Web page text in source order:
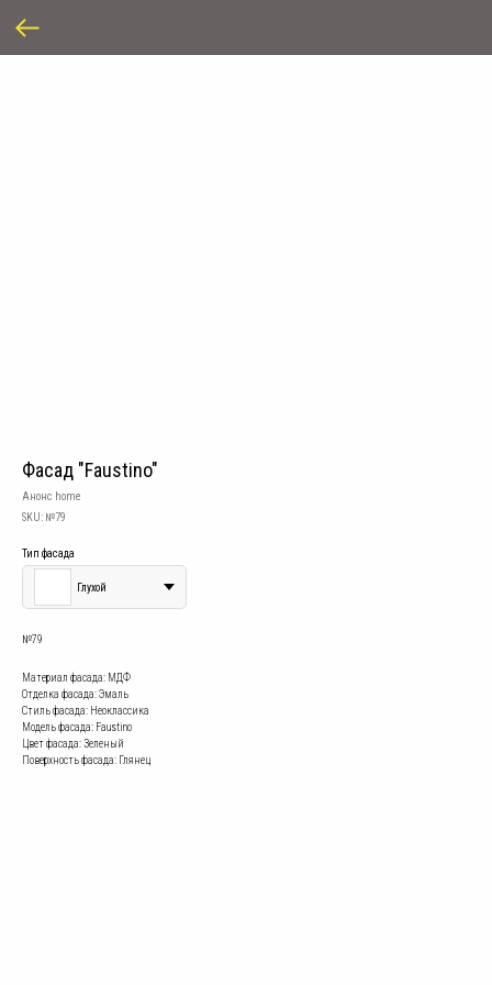
Фасад "Faustino"
Анонс home
SKU: №79
Тип фасада
Глухой
№79
Материал фасада: МДФ
Отделка фасада: Эмаль
Стиль фасада: Неоклассика
Модель фасада: Faustino
Цвет фасада: Зеленый
Поверхность фасада: Глянец